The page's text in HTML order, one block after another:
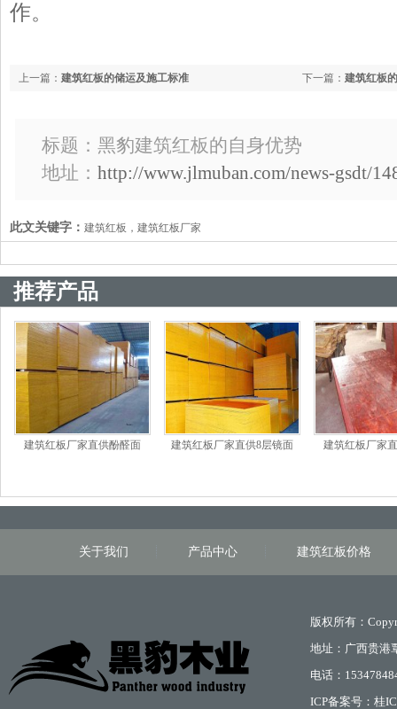
作。
下一篇： 建筑红板
上一篇： 建筑红板的储运及施工标准
标题：黑豹建筑红板的自身优势
地址： http://www.jlmuban.com/news-gsdt/
此文关键字： 建筑红板，建筑红板厂家
推荐产品
建筑红板厂家直供酚醛面 建筑红板厂家直供8层镜面 建筑红板厂家
关于我们 产品中心 建筑红板价格
版权所有：
地址：广西贵港
电话：
ICP备案号： 桂